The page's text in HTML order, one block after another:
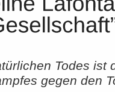
Todes ist
gegen den